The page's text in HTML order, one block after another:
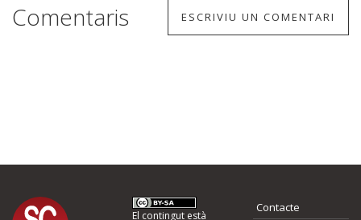
Comentaris ESCRIVIU UN COMENTARI
El contingut està
Contacte